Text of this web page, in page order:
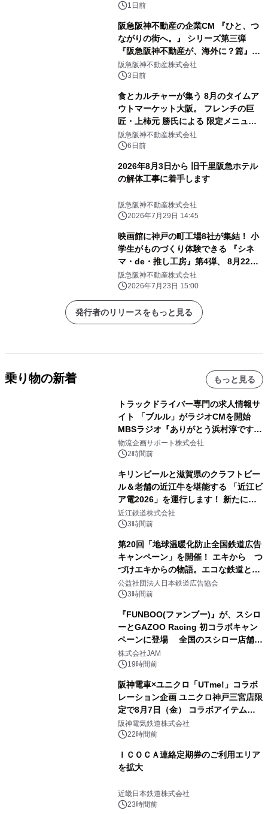
ハウスを合わせた 総戸数432戸のプロ
1日前
阪急阪神不動産の企業CM 『ひと、つ
ながりの街へ。』 シリーズ第三弾
『阪急阪神不動産が、海外に？篇』を
8月4日（火）から放映開始 今田美桜
さんがインドネシア・ジャカルタの セ
阪急阪神不動産株式会社
3日前
食とカルチャーが集う 8月のタイムア
ウトマーケット大阪。 フレンチの巨
匠・上柿元 勝氏による 限定メニュー
が登場。 限定かき氷、アートイベント
や盆踊りイベントも開催。
阪急阪神不動産株式会社
6日前
2026年8月3日から 旧千里阪急ホテル
の解体工事に着手します
阪急阪神不動産株式会社
2026年7月29日 14:45
映画館に神戸の町工場8社が集結！ 小
学生がものづくり体験できる 『シネ
マ・de・推し工房』第4弾、 8月22日
（土）・23日（日）開催 ～神戸の職
人技に出会う、夏休みワークショップ
～
阪急阪神不動産株式会社
2026年7月23日 15:00
発行者のリリースをもっと見る
乗り物の新着 もっと見る
トラックドライバー専門の求人情報サ
イト 「ブルル」がラジオCMを開始
MBSラジオ『ありがとう浜村淳です』
にて8月1日(土)より
物流企画サポート株式会社
2時間前
キリンビールと滋賀県のクラフトビー
ル＆老舗の近江牛を堪能する 「近江ビ
ア電2026」を運行します！ 新たに
「長濱浪漫ビール」が参加！キリン一
番搾り飲み放題が復活！
近江鉄道株式会社
3時間前
第20回「地球温暖化防止全国鉄道広告
キャンペーン」を開催！ エキから つ
づけエキからの物語。エコな鉄道とと
もに。
公益社団法人日本鉄道広告協会
3時間前
『FUNBOO(ファンブー)』が、スシロ
ーとGAZOO Racing 初コラボキャン
ペーンに登場 全国のスシロー店舗で
GR 4車種の FUNBOO(ミニカー)付き
メニューが展開されます
株式会社JAM
19時間前
阪神電車×ユニクロ「UTme!」コラボ
レーション企画 ユニクロ神戸三宮店限
定で8月7日（金） コラボアイテムが
発売決定！
阪神電気鉄道株式会社
22時間前
ＩＣＯＣＡ連絡定期券のご利用エリア
を拡大
近畿日本鉄道株式会社
23時間前